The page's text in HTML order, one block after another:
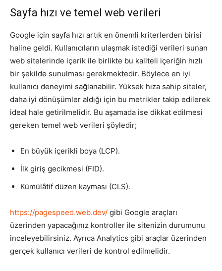
Sayfa hızı ve temel web verileri
Google için sayfa hızı artık en önemli kriterlerden birisi
haline geldi. Kullanıcıların ulaşmak istediği verileri sunan
web sitelerinde içerik ile birlikte bu kaliteli içeriğin hızlı
bir şekilde sunulması gerekmektedir. Böylece en iyi
kullanıcı deneyimi sağlanabilir. Yüksek hıza sahip siteler,
daha iyi dönüşümler aldığı için bu metrikler takip edilerek
ideal hale getirilmelidir. Bu aşamada ise dikkat edilmesi
gereken temel web verileri şöyledir;
En büyük içerikli boya (LCP).
İlk giriş gecikmesi (FID).
Kümülâtif düzen kayması (CLS).
https://pagespeed.web.dev/ gibi Google araçları
üzerinden yapacağınız kontroller ile sitenizin durumunu
inceleyebilirsiniz. Ayrıca Analytics gibi araçlar üzerinden
gerçek kullanıcı verileri de kontrol edilmelidir.